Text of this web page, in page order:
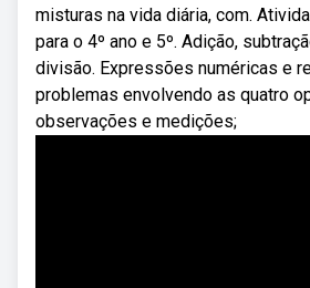
misturas na vida diária, com.
para o 4º ano e 5º. Adição,
divisão. Expressões numéricas e
problemas envolvendo as quatro
observações e medições;